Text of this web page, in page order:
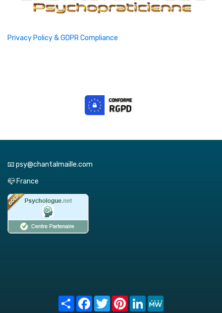
Privacy Policy & GDPR Compliance
📧 psy@chantalmaille.com
📪 France
Share FacebookTwitterPinterest
LinkedIn